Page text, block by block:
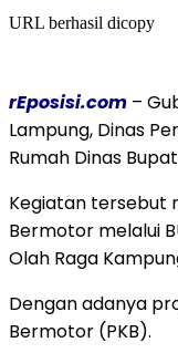
URL berhasil dicopy
rEposisi.com –
Lampung, Dinas
Rumah Dinas
Kegiatan tersebut
Bermotor melalui
Olah Raga
Dengan adanya
Bermotor (PKB).